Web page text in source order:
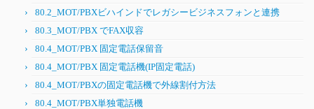
80.2_MOT/PBXビハインドでレガシービジネスフォンと連携
80.3_MOT/PBX でFAX収容
80.4_MOT/PBX 固定電話保留音
80.4_MOT/PBX 固定電話機(IP固定電話)
80.4_MOT/PBXの固定電話機で外線割付方法
80.4_MOT/PBX単独電話機